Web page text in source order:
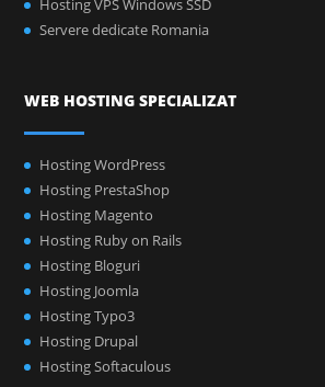
Hosting VPS Windows SSD
Servere dedicate Romania
WEB HOSTING SPECIALIZAT
Hosting WordPress
Hosting PrestaShop
Hosting Magento
Hosting Ruby on Rails
Hosting Bloguri
Hosting Joomla
Hosting Typo3
Hosting Drupal
Hosting Softaculous